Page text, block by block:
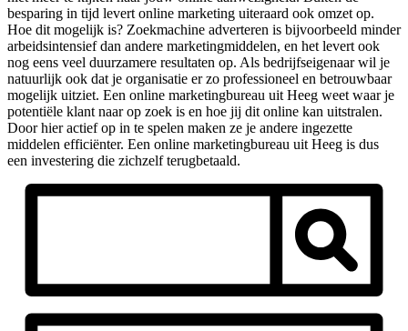
besparing in tijd levert online marketing uiteraard ook omzet op.
Hoe dit mogelijk is? Zoekmachine adverteren is bijvoorbeeld minder
arbeidsintensief dan andere marketingmiddelen, en het levert ook
nog eens veel duurzamere resultaten op. Als bedrijfseigenaar wil je
natuurlijk ook dat je organisatie er zo professioneel en betrouwbaar
mogelijk uitziet. Een online marketingbureau uit Heeg weet waar je
potentiële klant naar op zoek is en hoe jij dit online kan uitstralen.
Door hier actief op in te spelen maken ze je andere ingezette
middelen efficiënter. Een online marketingbureau uit Heeg is dus
een investering die zichzelf terugbetaald.